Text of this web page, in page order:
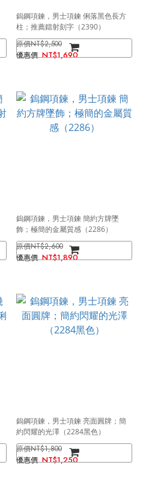
鎢鋼項鍊，男士項鍊 俐落黑色長方
柱；推薦鐳射刻字（2390）
NT$2,500
NT$1,690
鎢鋼項鍊，男士項鍊 簡約方牌墜
飾；極簡的金屬質感（2286）
NT$2,600
NT$1,890
鎢鋼項鍊，男士項鍊 亮面圓牌；簡
約閃耀的光澤（2284黑色）
NT$1,800
NT$1,250